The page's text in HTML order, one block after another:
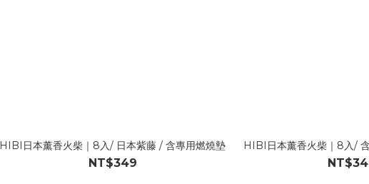
HIBI日本薰香火柴｜8入/ 日本紫藤 / 含專用燃燒墊
NT$349
HIBI日本薰香火柴｜8入/